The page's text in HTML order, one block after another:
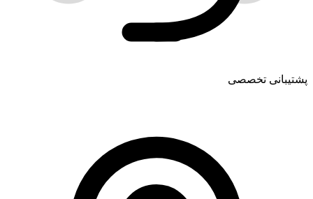
پشتیبانی تخصصی